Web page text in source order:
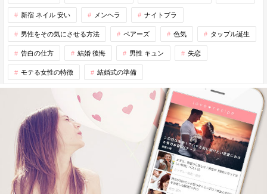
新宿 ネイル 安い メンヘラ ナイトブラ
男性をその気にさせる方法 ペアーズ 色気 タップル誕生
告白の仕方 結婚 後悔 男性 キュン 失恋
モテる女性の特徴 結婚式の準備